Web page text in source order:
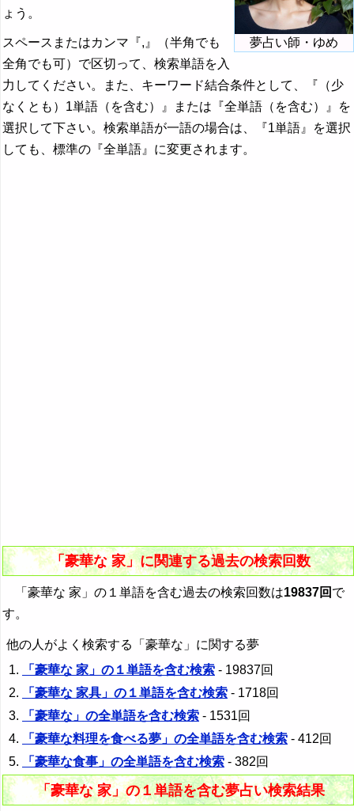
夢占い師・ゆめ
ょう。
スペースまたはカンマ『,』（半角でも
全角でも可）で区切って、検索単語を入
力してください。また、キーワード結合条件として、『（少
なくとも）1単語（を含む）』または『全単語（を含む）』を
選択して下さい。検索単語が一語の場合は、『1単語』を選択
しても、標準の『全単語』に変更されます。
「豪華な 家」に関連する過去の検索回数
「豪華な 家」の１単語を含む過去の検索回数は19837回 で
す。
他の人がよく検索する「豪華な」に関する夢
「豪華な 家」の１単語を含む検索 - 19837回
「豪華な 家具」の１単語を含む検索 - 1718回
「豪華な」の全単語を含む検索 - 1531回
「豪華な料理を食べる夢」の全単語を含む検索 - 412回
「豪華な食事」の全単語を含む検索 - 382回
「豪華な 家」の１単語を含む夢占い検索結果